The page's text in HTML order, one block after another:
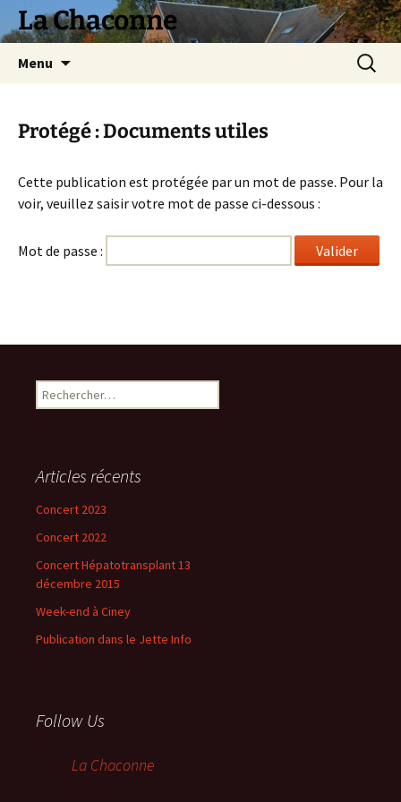
La Chaconne
Menu
Protégé : Documents utiles
Cette publication est protégée par un mot de passe. Pour la
voir, veuillez saisir votre mot de passe ci-dessous :
Mot de passe :
Rechercher :
Articles récents
Concert 2023
Concert 2022
Concert Hépatotransplant 13
décembre 2015
Week-end à Ciney
Publication dans le Jette Info
Follow Us
La Chaconne